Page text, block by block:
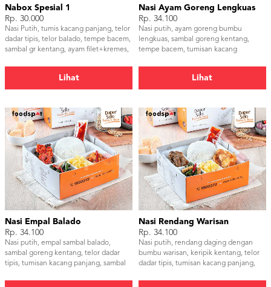
Nabox Spesial 1
Rp. 30.000
Nasi Putih, tumis kacang panjang, telor
dadar tipis, telor balado, tempe bacem,
sambal gr kentang, ayam filet+kremes,
Lihat
Nasi Ayam Goreng Lengkuas
Rp. 34.100
Nasi putih, ayam goreng bumbu
lengkuas, sambal goreng kentang,
tempe bacem, tumisan kacang
Lihat
Nasi Empal Balado
Rp. 34.100
Nasi putih, empal sambal balado,
sambal goreng kentang, telor dadar
tipis, tumisan kacang panjang, sambal
Nasi Rendang Warisan
Rp. 34.100
Nasi putih, rendang daging dengan
bumbu warisan, keripik kentang, telor
dadar tipis, tumisan kacang panjang,